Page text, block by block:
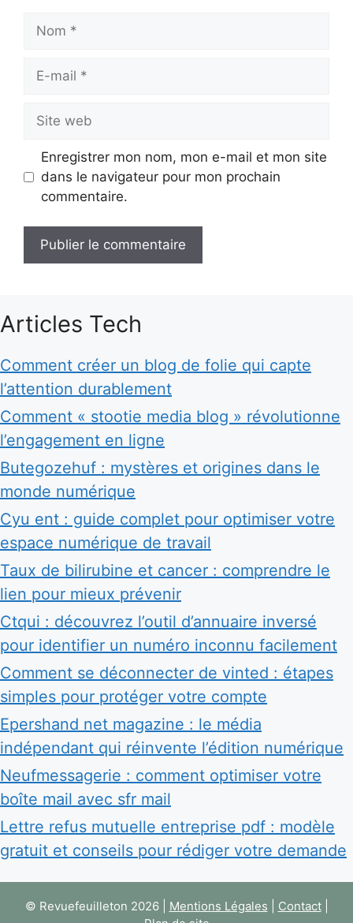
mail
web
Enregistrer mon nom, mon e-mail et mon site
dans le navigateur pour mon prochain
commentaire.
Articles Tech
Comment créer un blog de folie qui capte
l’attention durablement
Comment « stootie media blog » révolutionne
l’engagement en ligne
Butegozehuf : mystères et origines dans le
monde numérique
Cyu ent : guide complet pour optimiser votre
espace numérique de travail
Taux de bilirubine et cancer : comprendre le
lien pour mieux prévenir
Ctqui : découvrez l’outil d’annuaire inversé
pour identifier un numéro inconnu facilement
Comment se déconnecter de vinted : étapes
simples pour protéger votre compte
Epershand net magazine : le média
indépendant qui réinvente l’édition numérique
Neufmessagerie : comment optimiser votre
boîte mail avec sfr mail
Lettre refus mutuelle entreprise pdf : modèle
gratuit et conseils pour rédiger votre demande
© Revuefeuilleton 2026 | Mentions Légales Contact|